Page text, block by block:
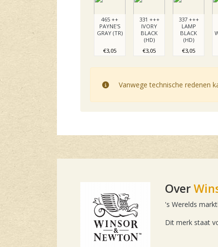
465 ++
PAYNE'S
GRAY (TR)
€3,05
331 +++
IVORY
BLACK
(HD)
€3,05
337 +++
LAMP
BLACK
(HD)
€3,05
Vanwege technische redenen
Over
's Werelds
Dit merk staat